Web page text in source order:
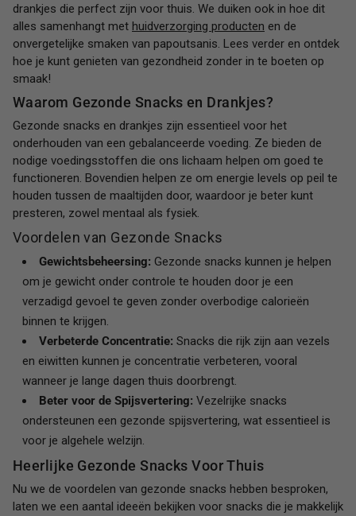
drankjes die perfect zijn voor thuis. We duiken ook in hoe dit
alles samenhangt met huidverzorging producten en de
onvergetelijke smaken van papoutsanis. Lees verder en ontdek
hoe je kunt genieten van gezondheid zonder in te boeten op
smaak!
Waarom Gezonde Snacks en Drankjes?
Gezonde snacks en drankjes zijn essentieel voor het
onderhouden van een gebalanceerde voeding. Ze bieden de
nodige voedingsstoffen die ons lichaam helpen om goed te
functioneren. Bovendien helpen ze om energie levels op peil te
houden tussen de maaltijden door, waardoor je beter kunt
presteren, zowel mentaal als fysiek.
Voordelen van Gezonde Snacks
Gewichtsbeheersing: Gezonde snacks kunnen je helpen
om je gewicht onder controle te houden door je een
verzadigd gevoel te geven zonder overbodige calorieën
binnen te krijgen.
Verbeterde Concentratie: Snacks die rijk zijn aan vezels
en eiwitten kunnen je concentratie verbeteren, vooral
wanneer je lange dagen thuis doorbrengt.
Beter voor de Spijsvertering: Vezelrijke snacks
ondersteunen een gezonde spijsvertering, wat essentieel is
voor je algehele welzijn.
Heerlijke Gezonde Snacks Voor Thuis
Nu we de voordelen van gezonde snacks hebben besproken,
laten we een aantal ideeën bekijken voor snacks die je makkelijk